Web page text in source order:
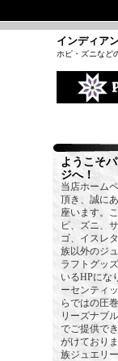
インディア
ホピ・ズニなど
ようこそ
ジへ！
当店ホーム
頂き、誠に
座います。
ピ、ズニ、
ゴ、イスレ
族以外のジ
ラフトグッ
いるHPにな
ーセンティ
らではの圧
リーズナブ
でご提供で
がけており
族ジュエリ